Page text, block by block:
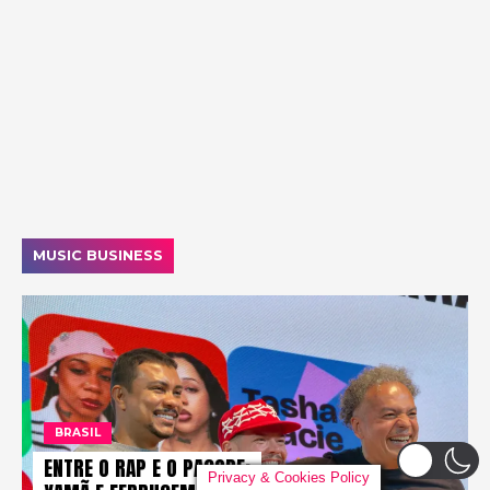
MUSIC BUSINESS
BRASIL
ENTRE O RAP E O PAGODE:Privacy & Cookies Policy